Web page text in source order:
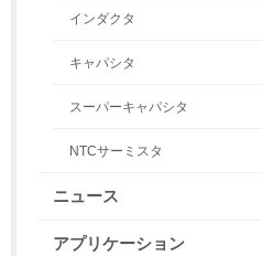
インダクタ
キャパシタ
スーパーキャパシタ
NTCサーミスタ
ニュース
アプリケーション